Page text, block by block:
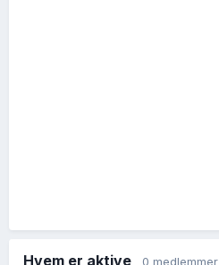
Hvem er aktive 0 medlemmer